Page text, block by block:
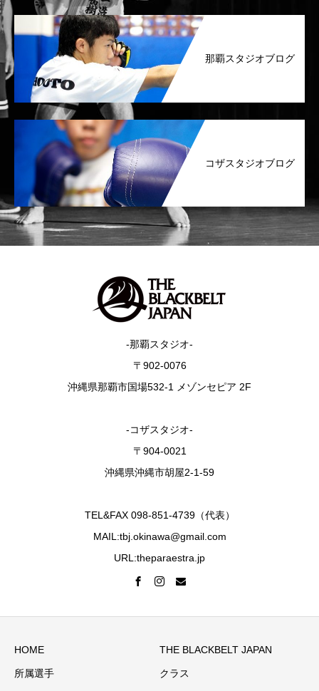
那覇スタジオブログ
コザスタジオブログ
-那覇スタジオ-
〒902-0076
沖縄県那覇市国場532-1 メゾンセピア 2F
-コザスタジオ-
〒904-0021
沖縄県沖縄市胡屋2-1-59
TEL&FAX 098-851-4739（代表）
MAIL:tbj.okinawa@gmail.com
URL:theparaestra.jp
HOME THE BLACKBELT JAPAN
所属選手 クラス